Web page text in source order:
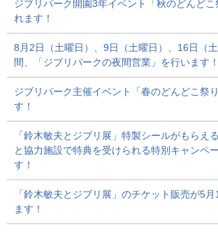
ジブリパーク開園3年イベント「秋のどんどこ
れます！
8月2日（土曜日）、9日（土曜日）、16日（
間、「ジブリパークの夜間営業」を行います！
ジブリパーク主催イベント「春のどんどこ祭
す！
「鈴木敏夫とジブリ展」特製シールがもらえ
と協力施設で特典を受けられる特別キャンペ
す！
「鈴木敏夫とジブリ展」のチケット販売が5
ます！